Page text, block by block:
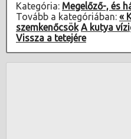
Kategória: Megelőző-, és
Tovább a kategóriában: «
szemkenőcsök A kutya
Vissza a tetejére